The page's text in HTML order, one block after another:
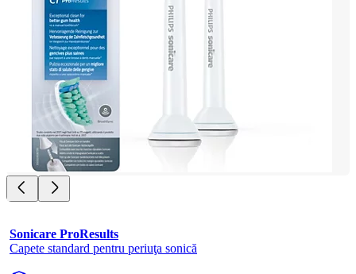
Sonicare ProResults
Capete standard pentru periuţa sonică